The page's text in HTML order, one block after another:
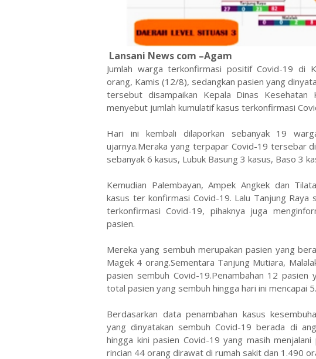
Lansani News com –Agam
Jumlah warga terkonfirmasi positif Covid-19 di
orang, Kamis (12/8), sedangkan pasien yang
tersebut disampaikan Kepala Dinas
menyebut jumlah kumulatif kasus terkonfirmasi
Hari ini kembali dilaporkan sebanyak 19
ujarnya.Meraka yang terpapar Covid-19 tersebar
sebanyak 6 kasus, Lubuk Basung 3 kasus, Baso 3
Kemudian Palembayan, Ampek Angkek dan
kasus ter konfirmasi Covid-19. Lalu Tanjung Raya
terkonfirmasi Covid-19, pihaknya juga
pasien.
Mereka yang sembuh merupakan pasien yang
Magek 4 orang.Sementara Tanjung Mutiara,
pasien sembuh Covid-19.Penambahan 12
total pasien yang sembuh hingga hari ini mencapai
Berdasarkan data penambahan kasus
yang dinyatakan sembuh Covid-19 berada di
hingga kini pasien Covid-19 yang masih
rincian 44 orang dirawat di rumah sakit dan 1.490